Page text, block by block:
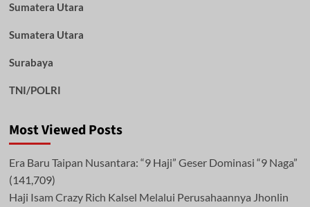
Sumatera Utara
Sumatera Utara
Surabaya
TNI/POLRI
Most Viewed Posts
Era Baru Taipan Nusantara: “9 Haji” Geser Dominasi “9 Naga”
(141,709)
Haji Isam Crazy Rich Kalsel Melalui Perusahaannya Jhonlin